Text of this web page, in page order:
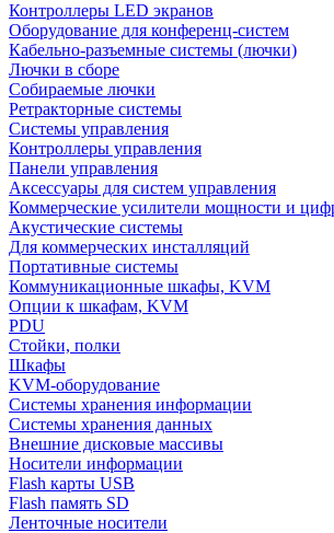
Контроллеры LED экранов
Оборудование для конференц-систем
Кабельно-разъемные системы (лючки)
Лючки в сборе
Собираемые лючки
Ретракторные системы
Системы управления
Контроллеры управления
Панели управления
Аксессуары для систем управления
Коммерческие усилители мощности и
Акустические системы
Для коммерческих инсталляций
Портативные системы
Коммуникационные шкафы, KVM
Опции к шкафам, KVM
PDU
Стойки, полки
Шкафы
KVM-оборудование
Системы хранения информации
Системы хранения данных
Внешние дисковые массивы
Носители информации
Flash карты USB
Flash память SD
Ленточные носители